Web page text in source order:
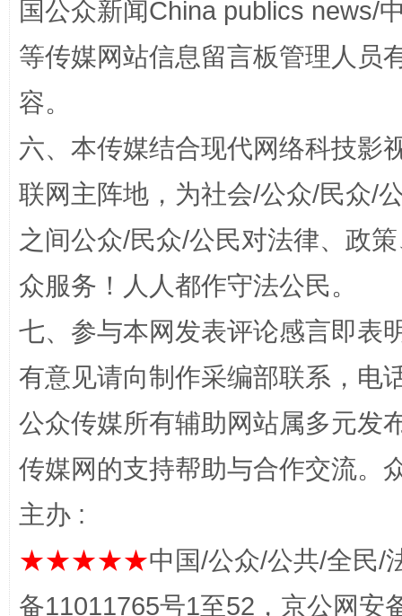
国家大学科技园优化重塑工作
完善运行机制助力责任有效落实
国公众新闻China publics news/
等传媒网站信息留言板管理人员
容。
六、本传媒结合现代网络科技影
联网主阵地，为社会/公众/民众/
之间公众/民众/公民对法律、政
众服务！人人都作守法公民。
七、参与本网发表评论感言即表
有意见请向制作采编部联系，电
公众传媒所有辅助网站属多元发
传媒网的支持帮助与合作交流。
主办 :
★★★★★中国/公众/公共/全民/
备11011765号1至52，京公网安